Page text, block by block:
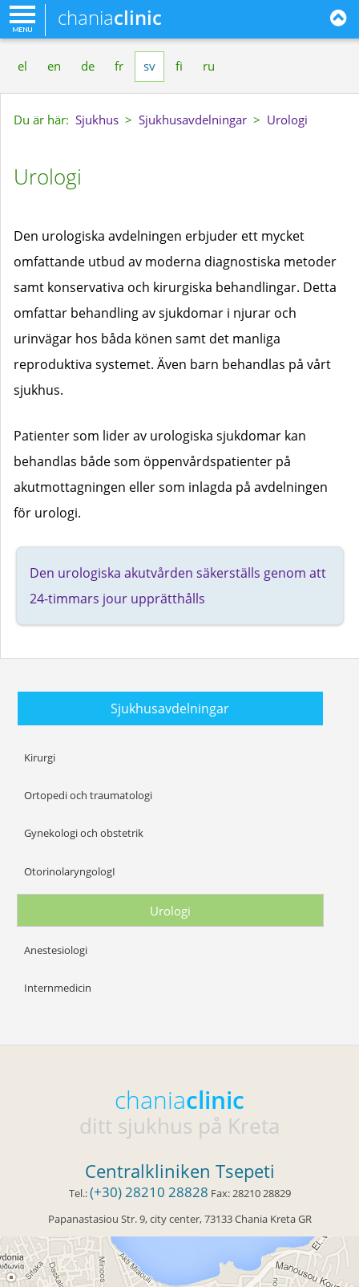
el en de fr sv fi ru
Du är här: Sjukhus > Sjukhusavdelningar > Urologi
Urologi
Den urologiska avdelningen erbjuder ett mycket
omfattande utbud av moderna diagnostiska metoder
samt konservativa och kirurgiska behandlingar. Detta
omfattar behandling av sjukdomar i njurar och
urinvägar hos båda könen samt det manliga
reproduktiva systemet. Även barn behandlas på vårt
sjukhus.
Patienter som lider av urologiska sjukdomar kan
behandlas både som öppenvårdspatienter på
akutmottagningen eller som inlagda på avdelningen
för urologi.
Den urologiska akutvården säkerställs genom att
24-timmars jour upprätthålls
Sjukhusavdelningar
Kirurgi
Ortopedi och traumatologi
Gynekologi och obstetrik
OtorinolaryngologI
Urologi
Anestesiologi
Internmedicin
chaniaclinic
ditt sjukhus på Kreta
Centralkliniken Tsepeti
Tel.:(+30) 28210 28828 Fax:28210 28829
Papanastasiou Str. 9, city center,73133Chania KretaGR
chaniaclinic